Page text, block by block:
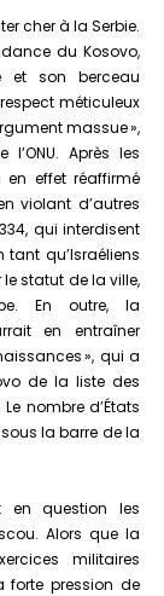
cher à la Serbie.
du Kosovo,
et son berceau
méticuleux
massue »,
Après les
en effet réaffirmé
violant d’autres
qui interdisent
qu’Israéliens
statut de la ville,
En outre, la
en entraîner
», qui a
de la liste des
nombre d’États
la barre de la
en question les
Alors que la
militaires
forte pression de